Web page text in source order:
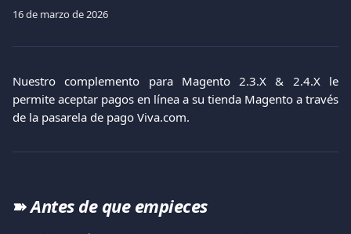
16 de marzo de 2026
Nuestro complemento para Magento 2.3.X & 2.4.X le
permite aceptar pagos en línea a su tienda Magento a través
de la pasarela de pago Viva.com.
➽Antes de que empieces